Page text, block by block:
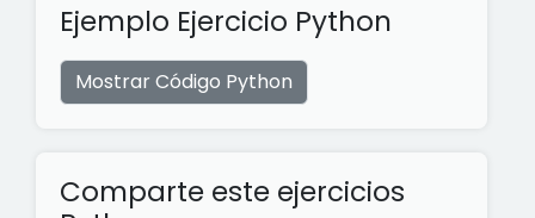
Ejemplo Ejercicio Python
Mostrar Código Python
Comparte este ejercicios